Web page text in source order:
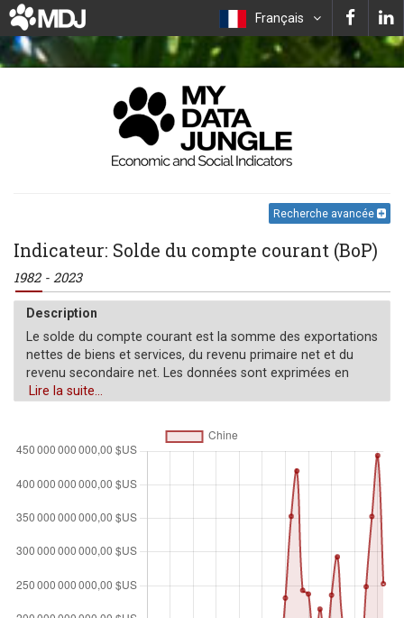
Français
Recherche avancée
Indicateur: Solde du compte courant (BoP)
1982 - 2023
Description
Le solde du compte courant est la somme des exportations
nettes de biens et services, du revenu primaire net et du
revenu secondaire net. Les données sont exprimées en
dollars américains courants.
Lire la suite...